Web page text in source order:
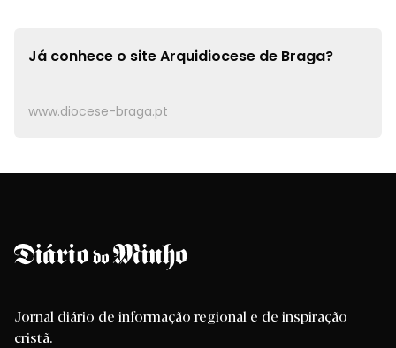
Já conhece o siteArquidiocese de Braga?
www.diocese-braga.pt
Jornal diário de informação regional e de inspiração
cristã.